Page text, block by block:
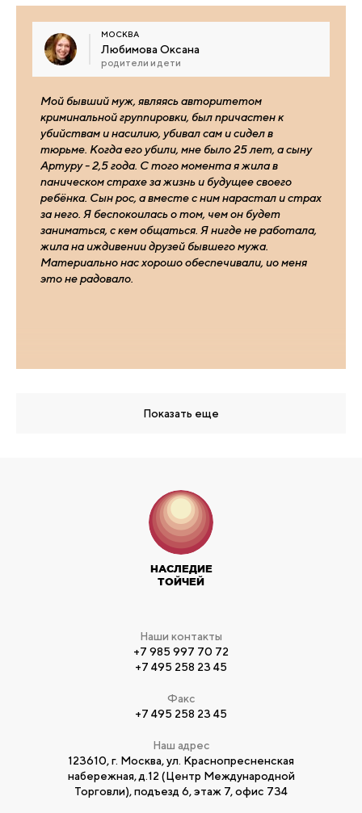
МОСКВА
Любимова Оксана
родители и дети
Мой бывший муж, являясь авторитетом
криминальной группировки, был причастен к
убийствам и насилию, убивал сам и сидел в
тюрьме. Когда его убили, мне было 25 лет, а сыну
Артуру - 2,5 года. С того момента я жила в
паническом страхе за жизнь и будущее своего
ребёнка. Сын рос, а вместе с ним нарастал и страх
за него. Я беспокоилась о том, чем он будет
заниматься, с кем общаться. Я нигде не работала,
жила на иждивении друзей бывшего мужа.
Материально нас хорошо обеспечивали, ио меня
это не радовало.
Показать еще
НАСЛЕДИЕ
ТОЙЧЕЙ
Наши контакты
+7 985 997 70 72
+7 495 258 23 45
Факс
+7 495 258 23 45
Наш адрес
123610, г. Москва, ул. Краснопресненская
набережная, д.12 (Центр Международной
Торговли), подъезд 6, этаж 7, офис 734